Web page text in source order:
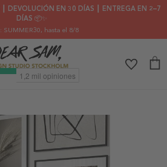
DEVOLUCIÓN EN 30 DÍAS ┃ ENTREGA EN 2–7
DÍAS 📦✨
SUMMER30, hasta el 8/8